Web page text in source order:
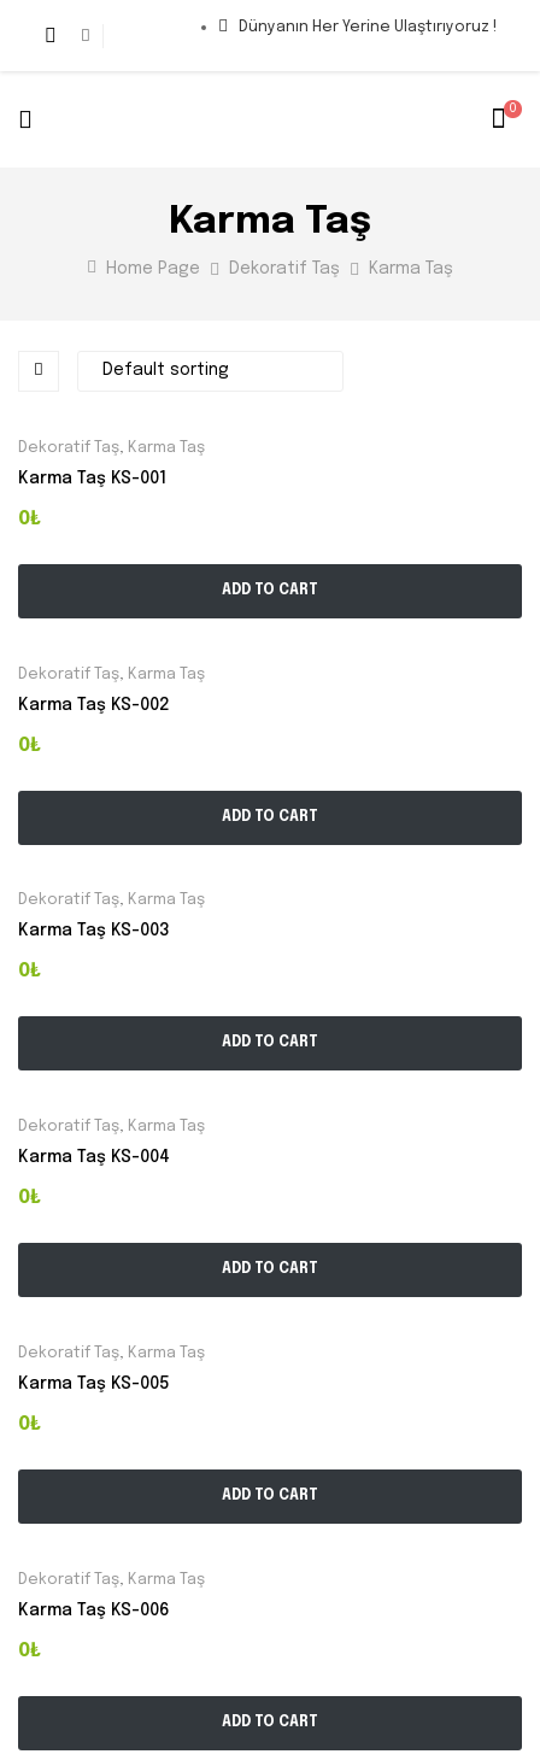
Dünyanın Her Yerine Ulaştırıyoruz !
0
Karma Taş
Home Page Dekoratif Taş Karma Taş
Dekoratif Taş, Karma Taş
Karma Taş KS-001
0₺
ADD TO CART
Dekoratif Taş, Karma Taş
Karma Taş KS-002
0₺
ADD TO CART
Dekoratif Taş, Karma Taş
Karma Taş KS-003
0₺
ADD TO CART
Dekoratif Taş, Karma Taş
Karma Taş KS-004
0₺
ADD TO CART
Dekoratif Taş, Karma Taş
Karma Taş KS-005
0₺
ADD TO CART
Dekoratif Taş, Karma Taş
Karma Taş KS-006
0₺
ADD TO CART